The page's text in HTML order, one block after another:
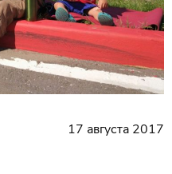
17 августа 2017